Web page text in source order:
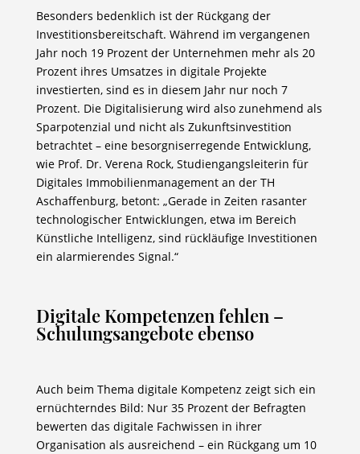
Besonders bedenklich ist der Rückgang der
Investitionsbereitschaft. Während im vergangenen
Jahr noch 19 Prozent der Unternehmen mehr als 20
Prozent ihres Umsatzes in digitale Projekte
investierten, sind es in diesem Jahr nur noch 7
Prozent. Die Digitalisierung wird also zunehmend als
Sparpotenzial und nicht als Zukunftsinvestition
betrachtet – eine besorgniserregende Entwicklung,
wie Prof. Dr. Verena Rock, Studiengangsleiterin für
Digitales Immobilienmanagement an der TH
Aschaffenburg, betont: „Gerade in Zeiten rasanter
technologischer Entwicklungen, etwa im Bereich
Künstliche Intelligenz, sind rückläufige Investitionen
ein alarmierendes Signal.“
Digitale Kompetenzen fehlen –
Schulungsangebote ebenso
Auch beim Thema digitale Kompetenz zeigt sich ein
ernüchterndes Bild: Nur 35 Prozent der Befragten
bewerten das digitale Fachwissen in ihrer
Organisation als ausreichend – ein Rückgang um 10